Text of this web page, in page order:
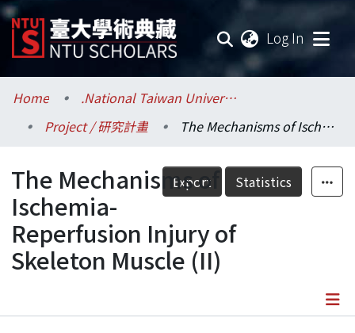
Log In
Communities & Collections
Research Outputs
Fundings & Projects
Researchers
Organizations
Home
.National Taiwan University / 國立臺灣大學
Project / 研究計畫
The Mechanisms of Ischemia-Reperfusion Injury of Skeleton Muscle (II)
Export Statistics
The Mechanisms of
Ischemia-
Reperfusion Injury of
Skeleton Muscle (II)